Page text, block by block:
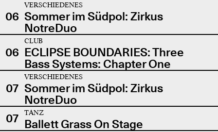
06
VERSCHIEDENES
Sommer im Südpol: Zirkus
NotreDuo
06
CLUB
ECLIPSE BOUNDARIES: Three
Bass Systems: Chapter One
07
VERSCHIEDENES
Sommer im Südpol: Zirkus
NotreDuo
07
TANZ
Ballett Grass On Stage